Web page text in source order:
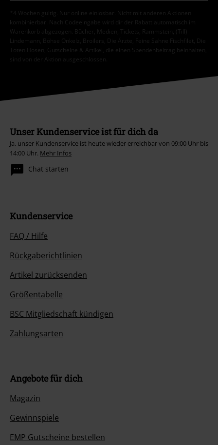
*4 Wochen gültig. Nur online einlösbar. Nicht mit anderen Aktionen
kombinierbar. Nach Codeeingabe wird dir der Rabatt automatisch im
Warenkorb abgezogen. Bücher, Medien, Tickets, Rammstein, (Till)
Lindemann, Böhse Onkelz, Broilers, Die Ärzte, Feine Sahne Fischfilet, Die
Toten Hosen, Gutscheine & Artikel, die einen Spendenbeitrag beinhalten,
sind von der Aktion ausgeschlossen.
Unser Kundenservice ist für dich da
Ja, unser Kundenservice ist heute wieder erreichbar von 09:00 Uhr bis
14:00 Uhr. Mehr Infos
Chat starten
Kundenservice
FAQ / Hilfe
Rückgaberichtlinien
Artikel zurücksenden
Größentabelle
BSC Mitgliedschaft kündigen
Zahlungsarten
Angebote für dich
Magazin
Gewinnspiele
EMP Gutscheine bestellen